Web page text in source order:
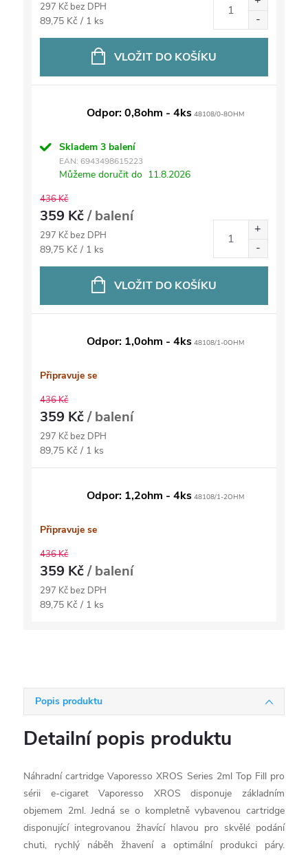
297 Kč bez DPH
Měrná
cena:
89,75 Kč / 1 ks
VLOŽIT DO KOŠÍKU
Odpor: 0,8ohm - 4ks 48108/0-8OHM
Skladem3 balení
EAN: 6943498615223
Můžeme doručit do 11.8.2026
436 Kč
359 Kč/ balení
297 Kč bez DPH
Měrná
cena:
89,75 Kč / 1 ks
VLOŽIT DO KOŠÍKU
Odpor: 1,0ohm - 4ks 48108/1-0OHM
Připravuje se
436 Kč
359 Kč/ balení
297 Kč bez DPH
Měrná
cena:
89,75 Kč / 1 ks
Odpor: 1,2ohm - 4ks 48108/1-2OHM
Připravuje se
436 Kč
359 Kč/ balení
297 Kč bez DPH
Měrná
89,75 Kč / 1 ks
Popis produktu
Detailní popis produktu
Náhradní cartridge Vaporesso XROS Series 2ml Top Fill pro
sérii e-cigaret Vaporesso XROS disponuje základním
objemem 2ml. Jedná se o kompletně vybavenou cartridge
disponující integrovanou žhavící hlavou pro skvělé podání
chuti, rychlý náběh žhavení a optimální produkci páry.